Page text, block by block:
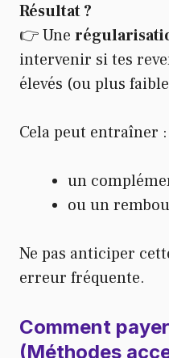
Résultat ?
👉 Une
intervenir si tes
élevés (ou plus
Cela peut entraîner :
un
ou un
Ne pas anticiper
erreur fréquente.
Comment
(Méthodes